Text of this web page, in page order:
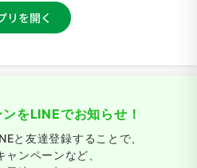
をLINEでお知らせ！
と友達登録することで、
ャンペーンなど、